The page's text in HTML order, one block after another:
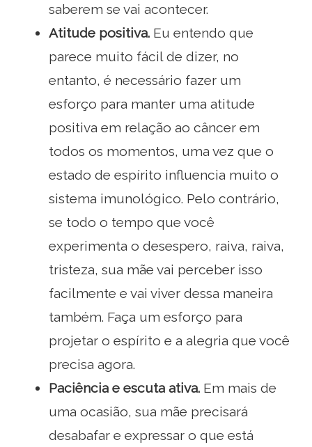
saberem se vai acontecer.
Atitude positiva. Eu entendo que
parece muito fácil de dizer, no
entanto, é necessário fazer um
esforço para manter uma atitude
positiva em relação ao câncer em
todos os momentos, uma vez que o
estado de espírito influencia muito o
sistema imunológico. Pelo contrário,
se todo o tempo que você
experimenta o desespero, raiva, raiva,
tristeza, sua mãe vai perceber isso
facilmente e vai viver dessa maneira
também. Faça um esforço para
projetar o espírito e a alegria que você
precisa agora.
Paciência e escuta ativa. Em mais de
uma ocasião, sua mãe precisará
desabafar e expressar o que está